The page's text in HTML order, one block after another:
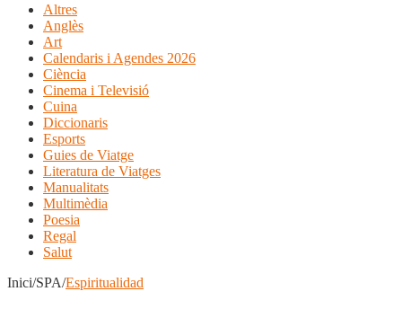
Altres
Anglès
Art
Calendaris i Agendes 2026
Ciència
Cinema i Televisió
Cuina
Diccionaris
Esports
Guies de Viatge
Literatura de Viatges
Manualitats
Multimèdia
Poesia
Regal
Salut
Inici/SPA/Espiritualidad